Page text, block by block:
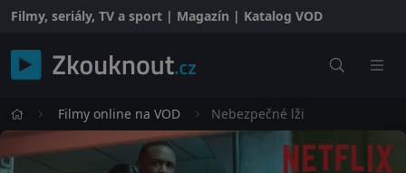
Filmy, seriály, TV a sport | Magazín | Katalog VOD
Filmy online na VOD Nebezpečné lži